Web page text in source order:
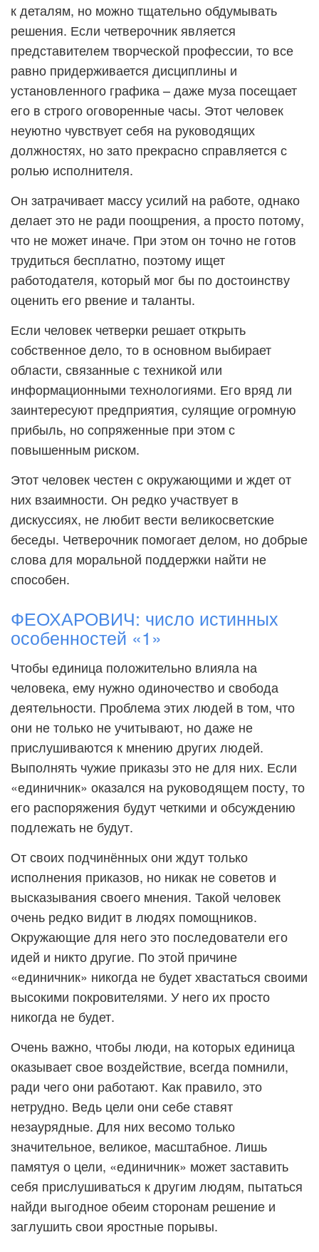
к деталям, но можно тщательно обдумывать
решения. Если четверочник является
представителем творческой профессии, то все
равно придерживается дисциплины и
установленного графика – даже муза посещает
его в строго оговоренные часы. Этот человек
неуютно чувствует себя на руководящих
должностях, но зато прекрасно справляется с
ролью исполнителя.
Он затрачивает массу усилий на работе, однако
делает это не ради поощрения, а просто потому,
что не может иначе. При этом он точно не готов
трудиться бесплатно, поэтому ищет
работодателя, который мог бы по достоинству
оценить его рвение и таланты.
Если человек четверки решает открыть
собственное дело, то в основном выбирает
области, связанные с техникой или
информационными технологиями. Его вряд ли
заинтересуют предприятия, сулящие огромную
прибыль, но сопряженные при этом с
повышенным риском.
Этот человек честен с окружающими и ждет от
них взаимности. Он редко участвует в
дискуссиях, не любит вести великосветские
беседы. Четверочник помогает делом, но добрые
слова для моральной поддержки найти не
способен.
ФЕОХАРОВИЧ: число истинных
особенностей «1»
Чтобы единица положительно влияла на
человека, ему нужно одиночество и свобода
деятельности. Проблема этих людей в том, что
они не только не учитывают, но даже не
прислушиваются к мнению других людей.
Выполнять чужие приказы это не для них. Если
«единичник» оказался на руководящем посту, то
его распоряжения будут четкими и обсуждению
подлежать не будут.
От своих подчинённых они ждут только
исполнения приказов, но никак не советов и
высказывания своего мнения. Такой человек
очень редко видит в людях помощников.
Окружающие для него это последователи его
идей и никто другие. По этой причине
«единичник» никогда не будет хвастаться своими
высокими покровителями. У него их просто
никогда не будет.
Очень важно, чтобы люди, на которых единица
оказывает свое воздействие, всегда помнили,
ради чего они работают. Как правило, это
нетрудно. Ведь цели они себе ставят
незаурядные. Для них весомо только
значительное, великое, масштабное. Лишь
памятуя о цели, «единичник» может заставить
себя прислушиваться к другим людям, пытаться
найди выгодное обеим сторонам решение и
заглушить свои яростные порывы.